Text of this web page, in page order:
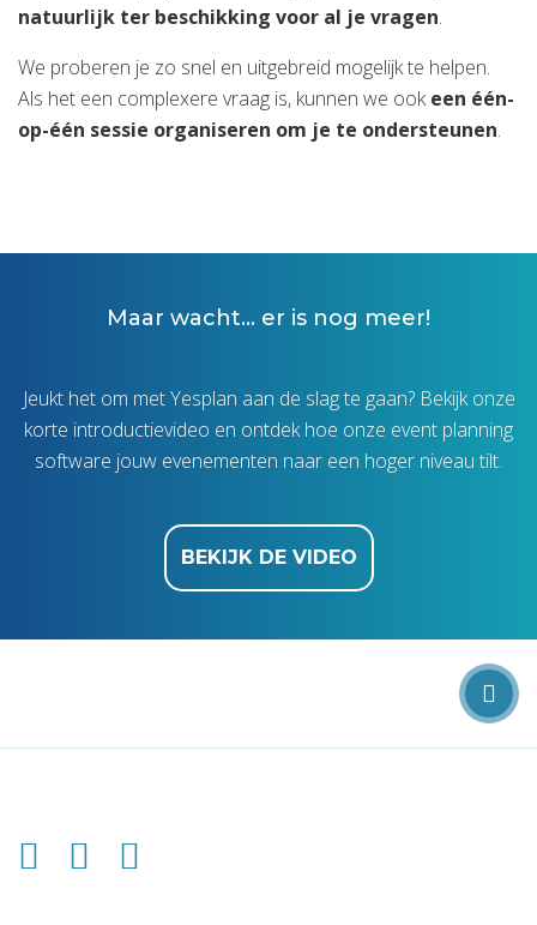
natuurlijk ter beschikking voor al je vragen.
We proberen je zo snel en uitgebreid mogelijk te helpen.
Als het een complexere vraag is, kunnen we ookeen één-
op-één sessie organiseren om je te ondersteunen.
Maar wacht... er is nog meer!
Jeukt het om met Yesplan aan de slag te gaan? Bekijk onze
korte introductievideo en ontdek hoe onze event planning
software jouw evenementen naar een hoger niveau tilt.
BEKIJK DE VIDEO